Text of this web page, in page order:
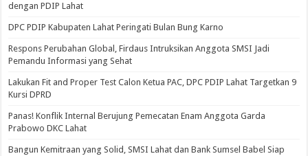
dengan PDIP Lahat
DPC PDIP Kabupaten Lahat Peringati Bulan Bung Karno
Respons Perubahan Global, Firdaus Intruksikan Anggota SMSI Jadi
Pemandu Informasi yang Sehat
Lakukan Fit and Proper Test Calon Ketua PAC, DPC PDIP Lahat Targetkan 9
Kursi DPRD
Panas! Konflik Internal Berujung Pemecatan Enam Anggota Garda
Prabowo DKC Lahat
Bangun Kemitraan yang Solid, SMSI Lahat dan Bank Sumsel Babel Siap